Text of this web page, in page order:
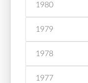
1980
1979
1978
1977